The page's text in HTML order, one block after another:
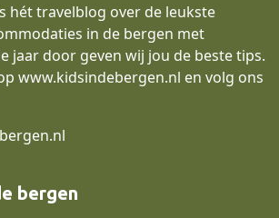
hét travelblog over de leukste
in de bergen met
jaar door geven wij jou de beste tips.
www.kidsindebergen.nl en volg ons
bergen